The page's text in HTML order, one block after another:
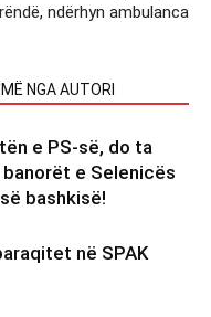
rëndë, ndërhyn ambulanca
NGA AUTORI
e PS-së, do ta
e Selenicës
bashkisë!
në SPAK